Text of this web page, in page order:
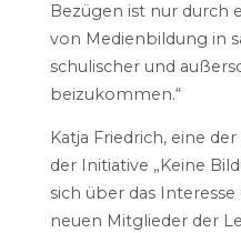
Bezügen ist nur durch
von Medienbildung in
schulischer und
beizukommen.“
Katja Friedrich, eine
der Initiative „Keine
sich über das
neuen Mitglieder der